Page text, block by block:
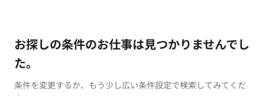
お探しの条件のお仕事は見つかりませんでし
た。
条件を変更するか、もう少し広い条件設定で検索してみてくだ